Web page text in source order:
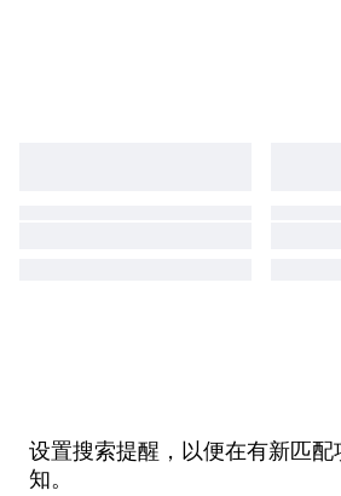
设置搜索提醒，以便在有新匹配
知。